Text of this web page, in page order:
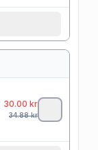
30.00 kr
34.88kr